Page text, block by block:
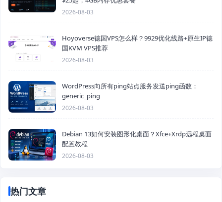
2026-08-03
Hoyoverse德国VPS怎么样？9929优化线路+原生IP德
国KVM VPS推荐
2026-08-03
WordPress向所有ping站点服务发送ping函数：
generic_ping
2026-08-03
Debian 13如何安装图形化桌面？Xfce+Xrdp远程桌面
配置教程
2026-08-03
热门文章